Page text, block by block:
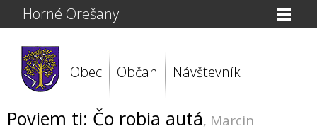
Horné Orešany
Obec Občan Návštevník
Poviem ti: Čo robia autá, Marcin